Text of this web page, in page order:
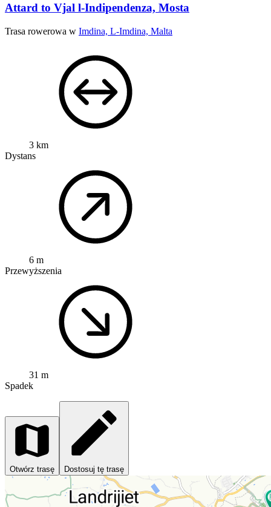
Attard to Vjal l-Indipendenza, Mosta
Trasa rowerowa w Imdina, L-Imdina, Malta
3 km
Dystans
6 m
Przewyższenia
31 m
Spadek
Otwórz trasę Dostosuj tę trasę